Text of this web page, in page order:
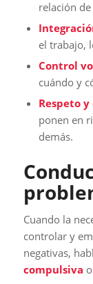
relación
el trabajo,
Control
cuándo y
Respeto
ponen en
demás.
Cuando la
controlar y
negativas,
compulsiva